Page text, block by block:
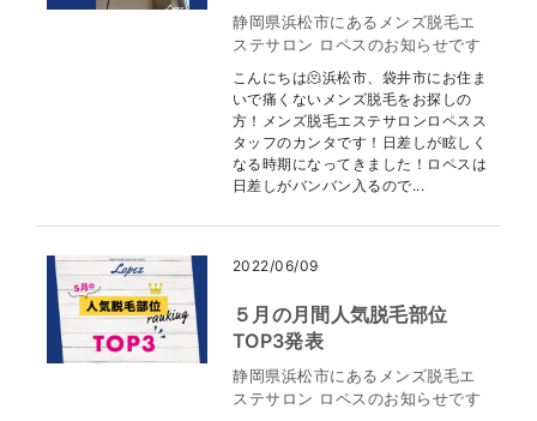
静岡県浜松市にあるメンズ脱毛エ
ステサロン ロペスのお知らせです
こんにちは🫠浜松市、袋井市にお住ま
いで痛くないメンズ脱毛をお探しの
方！メンズ脱毛エステサロンロペスス
タッフのカンタです！日差しが眩しく
なる時期になってきました！ロペスは
日差しがバンバン入るので...
2022/06/09
５月の月間人気脱毛部位
TOP3発表
静岡県浜松市にあるメンズ脱毛エ
ステサロン ロペスのお知らせです